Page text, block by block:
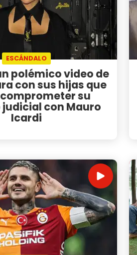
ESCÁNDALO
polémico video de
con sus hijas que
su
con Mauro
Icardi